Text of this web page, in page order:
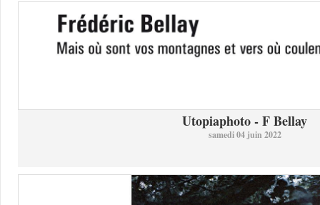
Utopiaphoto - F Bellay
samedi 04 juin 2022